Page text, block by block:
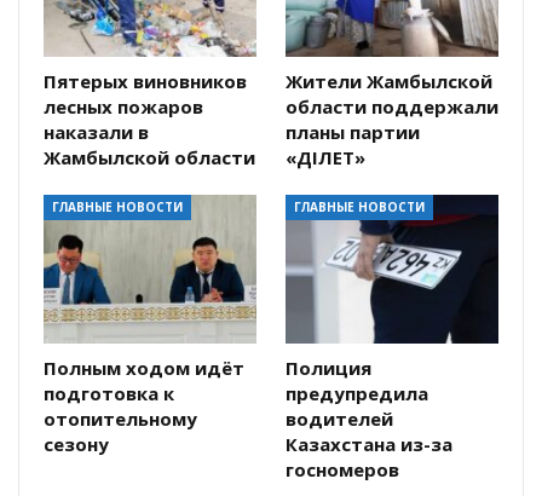
Пятерых виновников
лесных пожаров
наказали в
Жамбылской области
Жители Жамбылской
области поддержали
планы партии
«ӘДІЛЕТ»
ГЛАВНЫЕ НОВОСТИ
Полным ходом идёт
подготовка к
отопительному
сезону
ГЛАВНЫЕ НОВОСТИ
Полиция
предупредила
водителей
Казахстана из-за
госномеров